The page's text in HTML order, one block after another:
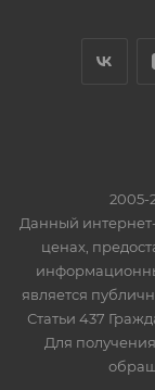
Данный
ценах,
является
Статьи 437
Для